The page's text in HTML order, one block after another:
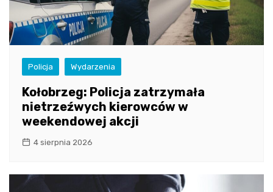
Policja Wydarzenia
Kołobrzeg: Policja zatrzymała
nietrzeźwych kierowców w
weekendowej akcji
4 sierpnia 2026